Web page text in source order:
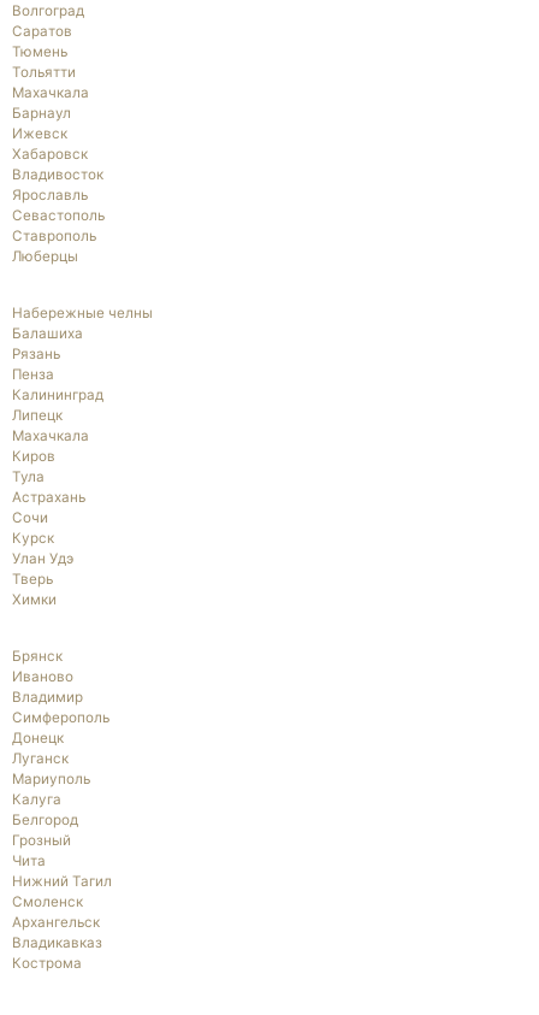
Волгоград
Саратов
Тюмень
Тольятти
Махачкала
Барнаул
Ижевск
Хабаровск
Владивосток
Ярославль
Севастополь
Ставрополь
Люберцы
Набережные челны
Балашиха
Рязань
Пенза
Калининград
Липецк
Махачкала
Киров
Тула
Астрахань
Сочи
Курск
Улан Удэ
Тверь
Химки
Брянск
Иваново
Владимир
Симферополь
Донецк
Луганск
Мариуполь
Калуга
Белгород
Грозный
Чита
Нижний Тагил
Смоленск
Архангельск
Владикавказ
Кострома